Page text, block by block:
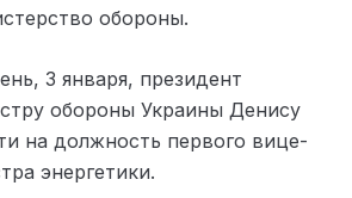
обороны.
3 января, президент
обороны Украины Денису
на должность первого вице-
энергетики.